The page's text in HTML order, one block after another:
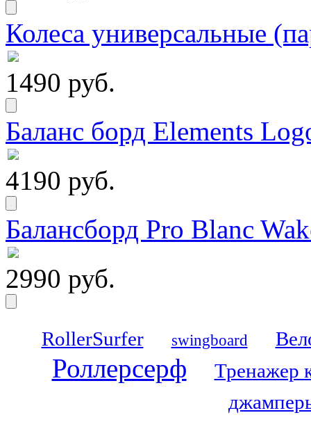
Колеса универсальные
1490 руб.
Баланс борд Elements
4190 руб.
Балансборд Pro Blanc
2990 руб.
RollerSurfer swingboard
Роллерсерф
Тренажер